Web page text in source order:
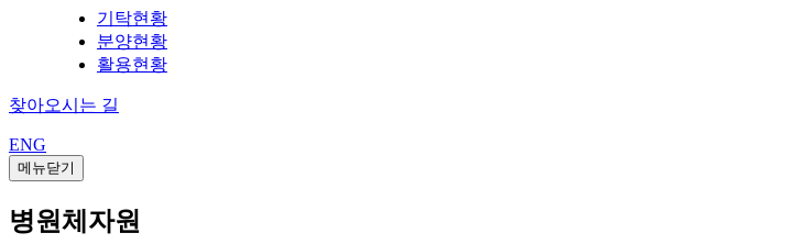
기탁현황
분양현황
활용현황
찾아오시는 길
ENG
메뉴닫기
병원체자원